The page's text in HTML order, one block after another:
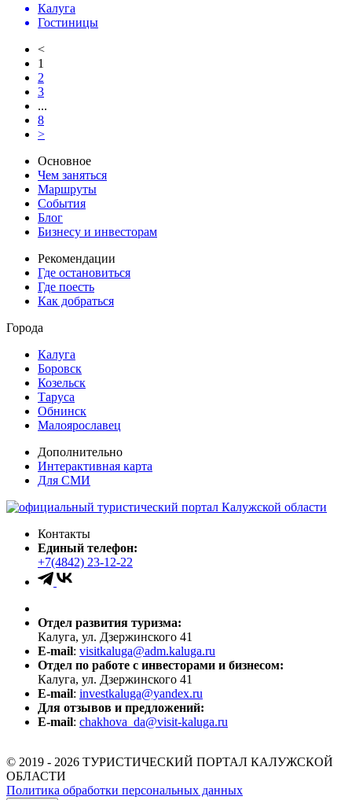
Калуга
Гостиницы
<
1
2
3
...
8
>
Основное
Чем заняться
Маршруты
События
Блог
Бизнесу и инвесторам
Рекомендации
Где остановиться
Где поесть
Как добраться
Города
Калуга
Боровск
Козельск
Таруса
Обнинск
Малоярославец
Дополнительно
Интерактивная карта
Для СМИ
Контакты
Единый телефон:
+7(4842) 23-12-22
Отдел развития туризма:
Калуга, ул. Дзержинского 41
E-mail: visitkaluga@adm.kaluga.ru
Отдел по работе с инвесторами и бизнесом:
Калуга, ул. Дзержинского 41
E-mail: investkaluga@yandex.ru
Для отзывов и предложений:
E-mail: chakhova_da@visit-kaluga.ru
© 2019 - 2026 ТУРИСТИЧЕСКИЙ ПОРТАЛ КАЛУЖСКОЙ
ОБЛАСТИ
Политика обработки персональных данных